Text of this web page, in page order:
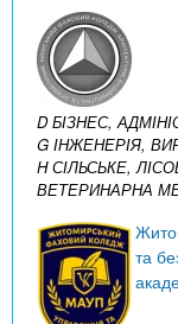
D БІЗНЕС,
G ІНЖЕНЕРІЯ,
H СІЛЬСЬКЕ,
ВЕТЕРИНАРНА
та